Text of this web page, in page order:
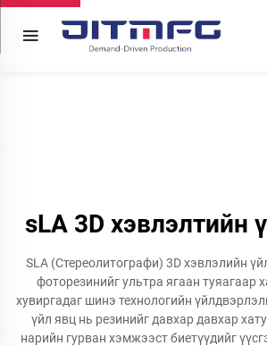
sLA 3D хэвлэлтийн
SLA (Стереолитографи) 3D хэвлэлийн
фоторезинийг ультра ягаан туяагаар
хувиргадаг шинэ технологийн
үйл явц нь резинийг давхар давхар
нарийн гурван хэмжээст биетүүдийг